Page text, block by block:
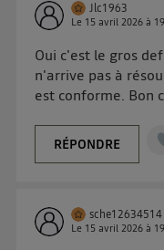
Jlc1963
Le 15 avril 2026 à
Oui c'est le gros
n'arrive pas à
est conforme. Bon
RÉPONDRE
sche12634514
Le 15 avril 2026 à